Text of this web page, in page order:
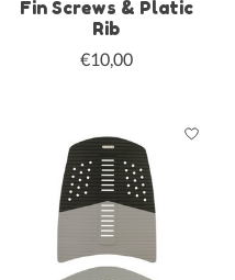
Fin Screws & Platic
Rib
€10,00